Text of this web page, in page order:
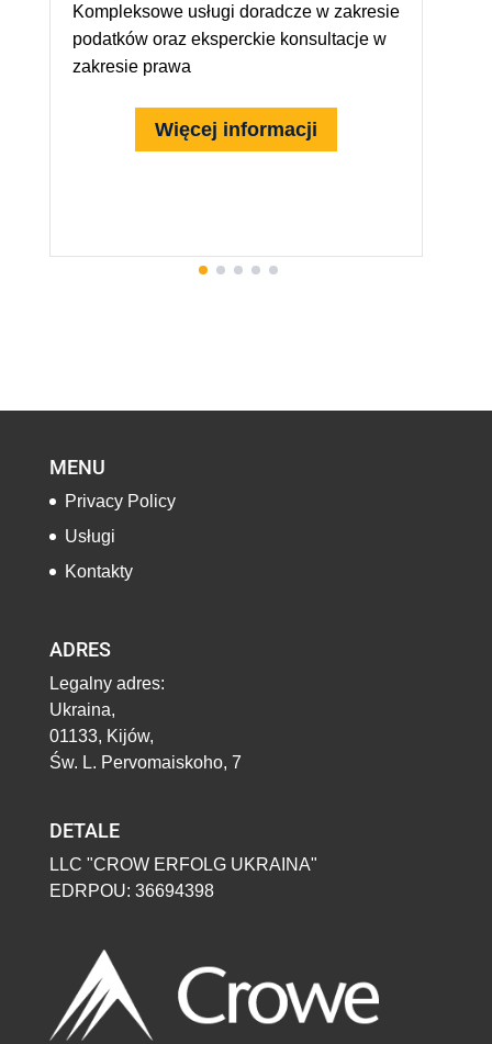
Kompleksowe usługi doradcze w zakresie
podatków oraz eksperckie konsultacje w
zakresie prawa
Więcej informacji
MENU
Privacy Policy
Usługi
Kontakty
ADRES
Legalny adres:
Ukraina,
01133, Kijów,
Św. L. Pervomaiskoho, 7
DETALE
LLC "CROW ERFOLG UKRAINA"
EDRPOU: 36694398